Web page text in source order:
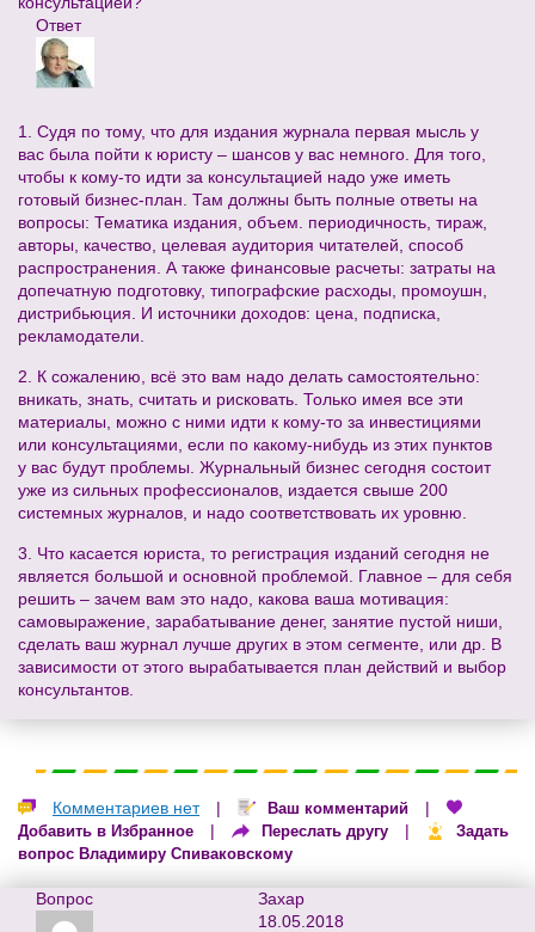
Ответ
1. Судя по тому, что для издания журнала первая мысль у
вас была пойти к юристу – шансов у вас немного. Для того,
чтобы к кому-то идти за консультацией надо уже иметь
готовый бизнес-план. Там должны быть полные ответы на
вопросы: Тематика издания, объем. периодичность, тираж,
авторы, качество, целевая аудитория читателей, способ
распространения. А также финансовые расчеты: затраты на
допечатную подготовку, типографские расходы, промоушн,
дистрибьюция. И источники доходов: цена, подписка,
рекламодатели.
2. К сожалению, всё это вам надо делать самостоятельно:
вникать, знать, считать и рисковать. Только имея все эти
материалы, можно с ними идти к кому-то за инвестициями
или консультациями, если по какому-нибудь из этих пунктов
у вас будут проблемы. Журнальный бизнес сегодня состоит
уже из сильных профессионалов, издается свыше 200
системных журналов, и надо соответствовать их уровню.
3. Что касается юриста, то регистрация изданий сегодня не
является большой и основной проблемой. Главное – для себя
решить – зачем вам это надо, какова ваша мотивация:
самовыражение, зарабатывание денег, занятие пустой ниши,
сделать ваш журнал лучше других в этом сегменте, или др. В
зависимости от этого вырабатывается план действий и выбор
консультантов.
Комментариев нет | Ваш комментарий |
Добавить в Избранное | Переслать другу |
Задать
вопрос Владимиру Спиваковскому
Вопрос
Захар
18.05.2018